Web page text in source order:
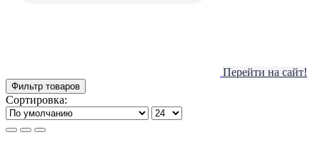
Перейти на сайт!
Фильтр товаров
Сортировка: